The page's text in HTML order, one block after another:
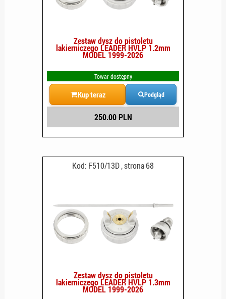
Zestaw dysz do pistoletu
lakierniczego LEADER HVLP 1.2mm
MODEL 1999-2026
Towar dostępny
Kup teraz Podgląd
250.00 PLN
Kod: F510/13D , strona 68
Zestaw dysz do pistoletu
lakierniczego LEADER HVLP 1.3mm
MODEL 1999-2026